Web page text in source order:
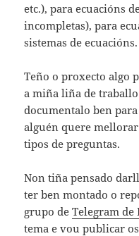
etc.), para ecuacións
incompletas), para
sistemas de ecuacións.
Teño o proxecto algo
a miña liña de
documentalo ben
alguén quere
tipos de preguntas.
Non tiña pensado
ter ben montado o
grupo deTelegram de
tema e vou publicar